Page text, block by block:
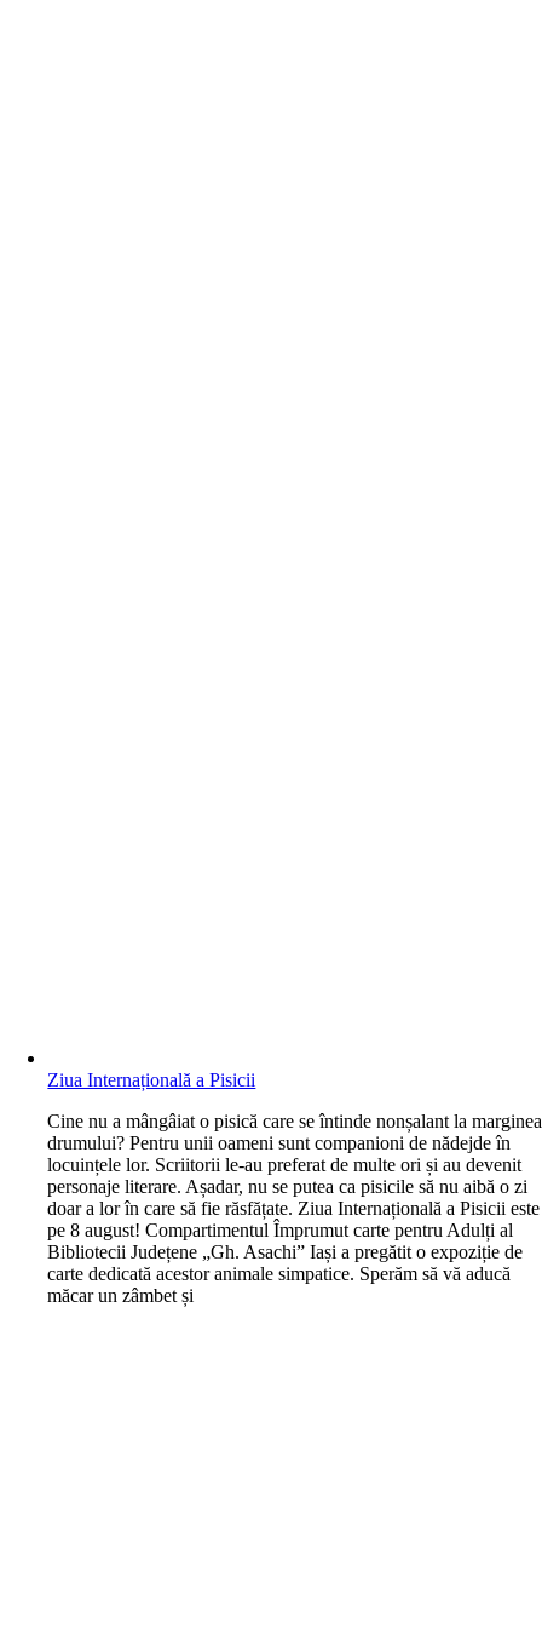
Ziua Internațională a Pisicii
Cine nu a mângâiat o pisică care se întinde nonșalant la marginea
drumului? Pentru unii oameni sunt companioni de nădejde în
locuințele lor. Scriitorii le-au preferat de multe ori și au devenit
personaje literare. Așadar, nu se putea ca pisicile să nu aibă o zi
doar a lor în care să fie răsfățate. Ziua Internațională a Pisicii este
pe 8 august! Compartimentul Împrumut carte pentru Adulți al
Bibliotecii Județene „Gh. Asachi” Iași a pregătit o expoziție de
carte dedicată acestor animale simpatice. Sperăm să vă aducă
măcar un zâmbet și